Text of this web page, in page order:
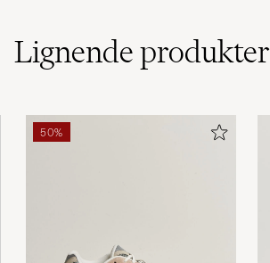
Lignendeprodukter
50%